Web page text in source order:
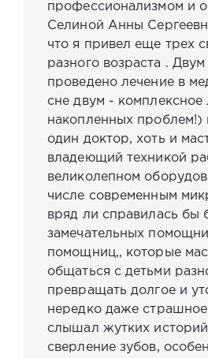
профессионализмом и
Селиной Анны
что я привел еще трех
разного возраста .
проведено лечение в
сне двум - комплексное
накопленных проблем!)
один доктор, хоть и
владеющий техникой
великолепном
числе современным
вряд ли справилась бы
замечательных
помощниц,, которые
общаться с детьми
превращать долгое и
нередко даже
слышал жутких
сверление зубов,